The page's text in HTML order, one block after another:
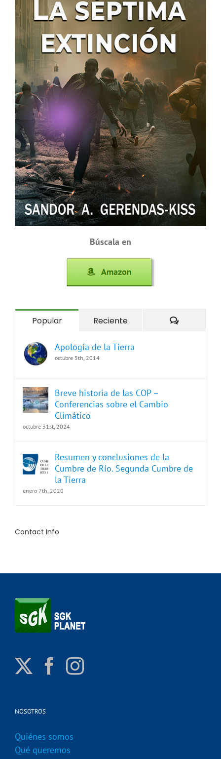
Búscala en
Popular Reciente
Apología de la Tierra
octubre 5th, 2014
Breve historia de las COP –
Conferencias sobre el Cambio
Climático
octubre 31st, 2024
Resumen y conclusiones de la
Cumbre de Río. Segunda Cumbre de
la Tierra
enero 7th, 2020
Contact Info
NOSOTROS
Quiénes somos
Qué queremos